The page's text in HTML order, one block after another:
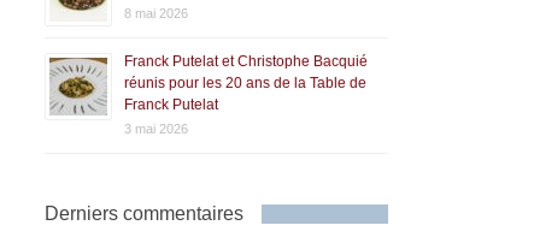
8 mai 2026
Franck Putelat et Christophe Bacquié
réunis pour les 20 ans de la Table de
Franck Putelat
3 mai 2026
Derniers commentaires